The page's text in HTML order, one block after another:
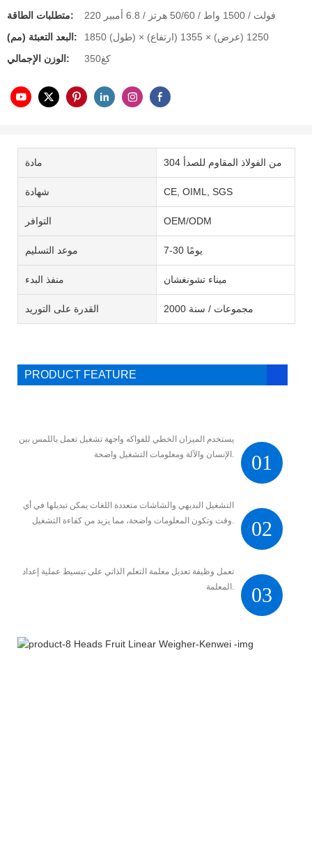
متطلبات الطاقة:
220 فولت / 1500 واط / 50/60 هرتز / 6.8 أمبير
البعد التعبئة (مم):
1850 (طول) × 1250 (عرض) × 1355 (ارتفاع)
الوزن الإجمالي:
كغ350
مادة 304 من الفولاذ المقاوم للصدأ
شهادة CE, OIML, SGS
التوافر OEM/ODM
موعد التسليم 7-30 يومًا
منفذ البدء ميناء تشونغشان
القدرة على التوريد 2000 مجموعات / سنة
PRODUCT FEATURE
01
يستخدم الميزان الخطي للفواكه واجهة تشغيل تعمل باللمس بين
02
التشغيل البديهي والشاشات متعددة اللغات يمكن تبديلها في أي
03
تعمل وظيفة تعديل معلمة التعلم الذاتي على تبسيط عملية إعداد